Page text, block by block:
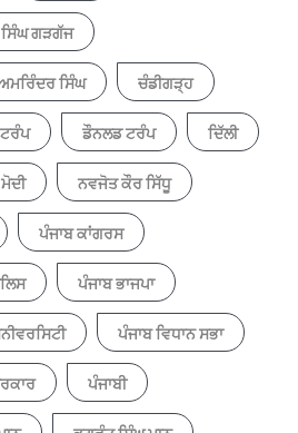
ਗੜਗੱਜ
ਸਿੰਘ ਚੰਡੀਗੜ੍ਹ
ਡੌਨਲਡ ਟਰੰਪ ਦਿੱਲੀ
ਨਵਜੋਤ ਕੌਰ ਸਿੱਧੂ
ਪੰਜਾਬ ਕਾਂਗਰਸ
ਪੰਜਾਬ ਭਾਜਪਾ
ਪੰਜਾਬ ਵਿਧਾਨ ਸਭਾ
ਪੰਜਾਬੀ